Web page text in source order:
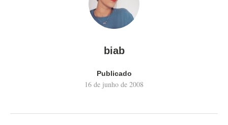
biab
Publicado
16 de junho de 2008